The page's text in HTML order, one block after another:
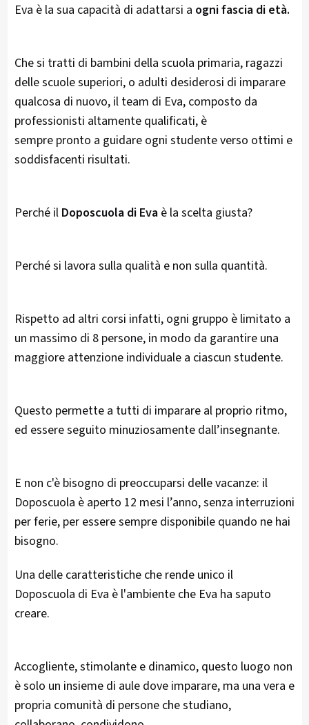
Eva è la sua capacità di adattarsi a ogni fascia di età.
Che si tratti di bambini della scuola primaria, ragazzi
delle scuole superiori, o adulti desiderosi di imparare
qualcosa di nuovo, il team di Eva, composto da
professionisti altamente qualificati, è
sempre pronto a guidare ogni studente verso ottimi e
soddisfacenti risultati.
Perché il Doposcuola di Eva è la scelta giusta?
Perché si lavora sulla qualità e non sulla quantità.
Rispetto ad altri corsi infatti, ogni gruppo è limitato a
un massimo di 8 persone, in modo da garantire una
maggiore attenzione individuale a ciascun studente.
Questo permette a tutti di imparare al proprio ritmo,
ed essere seguito minuziosamente dall’insegnante.
E non c'è bisogno di preoccuparsi delle vacanze: il
Doposcuola è aperto 12 mesi l’anno, senza interruzioni
per ferie, per essere sempre disponibile quando ne hai
bisogno.
Una delle caratteristiche che rende unico il
Doposcuola di Eva è l'ambiente che Eva ha saputo
creare.
Accogliente, stimolante e dinamico, questo luogo non
è solo un insieme di aule dove imparare, ma una vera e
propria comunità di persone che studiano,